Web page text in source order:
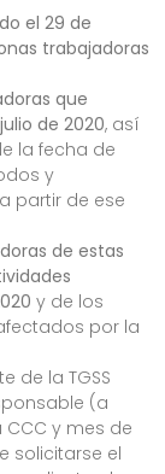
el 29 de
trabajadoras
que
de 2020, así
la fecha de
y
partir de ese
de estas
y de los
por la
de la TGSS
(a
y mes de
solicitarse el